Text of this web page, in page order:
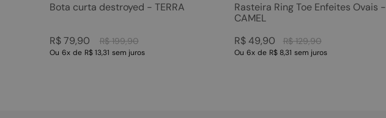
Bota curta destroyed - TERRA
R$ 199,90
R$ 79,90
Ou 6x de R$ 13,31 sem juros
Rasteira Ring Toe Enfeites Ovais -
CAMEL
R$ 129,90
R$ 49,90
Ou 6x de R$ 8,31 sem juros